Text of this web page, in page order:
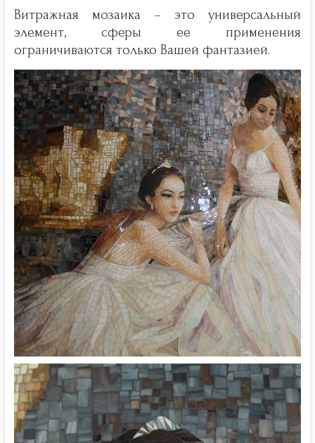
Витражная мозаика – это универсальный
элемент, сферы ее применения
ограничиваются только Вашей фантазией.